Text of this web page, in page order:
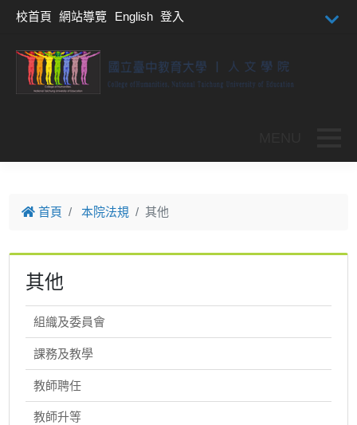
跳到主要內容
校首頁 網站導覽 English 登入
首頁 本院法規 其他
其他
組織及委員會
課務及教學
教師聘任
教師升等